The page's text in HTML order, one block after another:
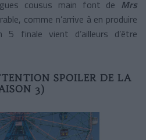
cousus main font de Mrs
comme n’arrive à en produire
5 finale vient d’ailleurs d’être
SPOILER DE LA
3)